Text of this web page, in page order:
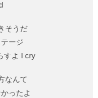
そうだ
ージ
すよ I cry
なんて
ったよ